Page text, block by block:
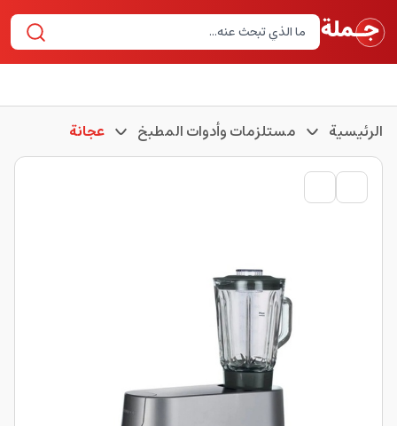
الرئيسية مستلزمات وأدوات المطبخ عجانة